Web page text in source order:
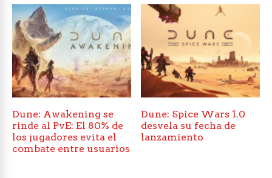
Dune: Awakening se
rinde al PvE: El 80% de
los jugadores evita el
combate entre usuarios
Dune: Spice Wars 1.0
desvela su fecha de
lanzamiento